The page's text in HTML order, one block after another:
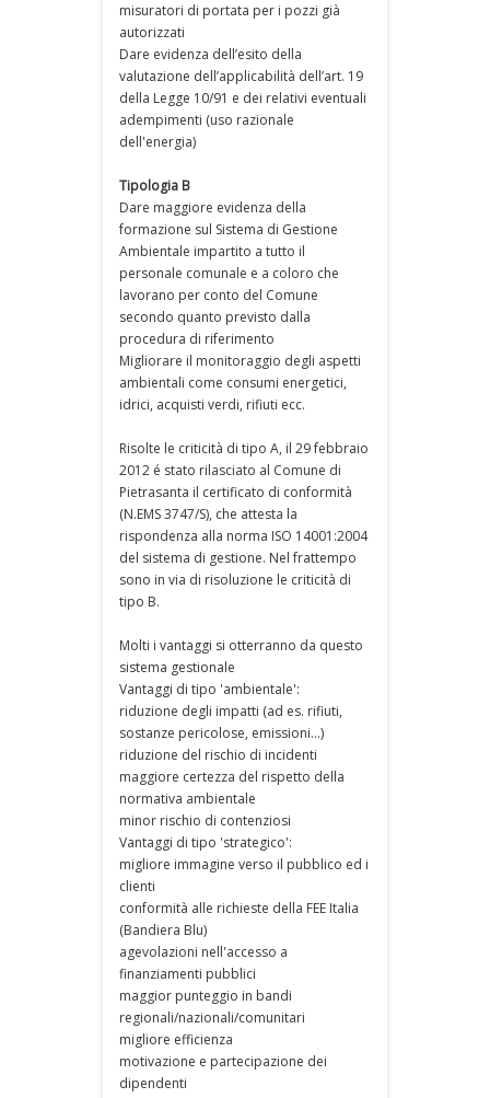
misuratori di portata per i pozzi già
autorizzati
Dare evidenza dell’esito della
valutazione dell’applicabilità dell’art. 19
della Legge 10/91 e dei relativi eventuali
adempimenti (uso razionale
dell'energia)
Tipologia B
Dare maggiore evidenza della
formazione sul Sistema di Gestione
Ambientale impartito a tutto il
personale comunale e a coloro che
lavorano per conto del Comune
secondo quanto previsto dalla
procedura di riferimento
Migliorare il monitoraggio degli aspetti
ambientali come consumi energetici,
idrici, acquisti verdi, rifiuti ecc.
Risolte le criticità di tipo A, il 29 febbraio
2012 é stato rilasciato al Comune di
Pietrasanta il certificato di conformità
(N.EMS 3747/S), che attesta la
rispondenza alla norma ISO 14001:2004
del sistema di gestione. Nel frattempo
sono in via di risoluzione le criticità di
tipo B.
Molti i vantaggi si otterranno da questo
sistema gestionale
Vantaggi di tipo 'ambientale':
riduzione degli impatti (ad es. rifiuti,
sostanze pericolose, emissioni…)
riduzione del rischio di incidenti
maggiore certezza del rispetto della
normativa ambientale
minor rischio di contenziosi
Vantaggi di tipo 'strategico':
migliore immagine verso il pubblico ed i
clienti
conformità alle richieste della FEE Italia
(Bandiera Blu)
agevolazioni nell'accesso a
finanziamenti pubblici
maggior punteggio in bandi
regionali/nazionali/comunitari
migliore efficienza
motivazione e partecipazione dei
dipendenti